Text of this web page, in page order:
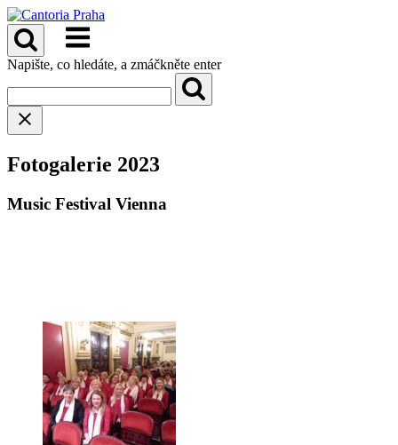
Přeskočit
na
obsah
Menu
Napište, co hledáte, a zmáčkněte enter
Fotogalerie 2023
Music Festival Vienna